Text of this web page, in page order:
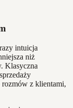
intuicja
niż
Klasyczna
rozmów z klientami,